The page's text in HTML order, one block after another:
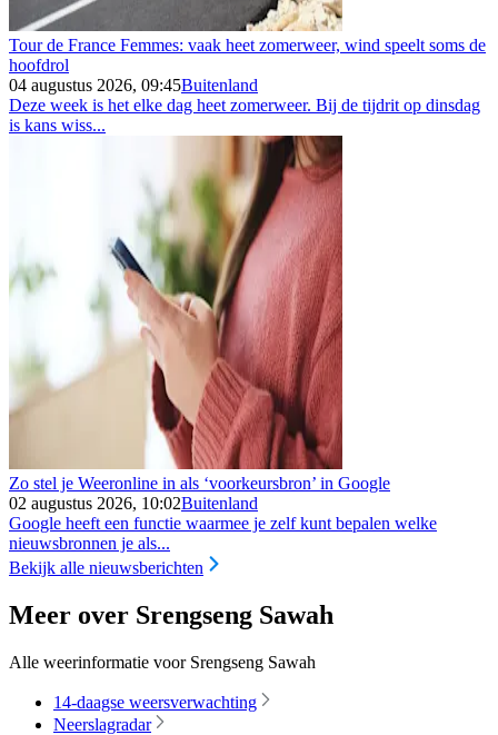
Tour de France Femmes: vaak heet zomerweer, wind speelt soms de
hoofdrol
04 augustus 2026, 09:45Buitenland
Deze week is het elke dag heet zomerweer. Bij de tijdrit op dinsdag
is kans wiss...
Zo stel je Weeronline in als ‘voorkeursbron’ in Google
02 augustus 2026, 10:02Buitenland
Google heeft een functie waarmee je zelf kunt bepalen welke
nieuwsbronnen je als...
Bekijk alle nieuwsberichten
Meer over Srengseng Sawah
Alle weerinformatie voor Srengseng Sawah
14-daagse weersverwachting
Neerslagradar